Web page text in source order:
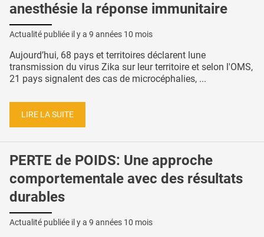
anesthésie la réponse immunitaire
Actualité publiée il y a 9 années 10 mois
Aujourd’hui, 68 pays et territoires déclarent lune
transmission du virus Zika sur leur territoire et selon l'OMS,
21 pays signalent des cas de microcéphalies, ...
LIRE LA SUITE
PERTE de POIDS: Une approche
comportementale avec des résultats
durables
Actualité publiée il y a 9 années 10 mois